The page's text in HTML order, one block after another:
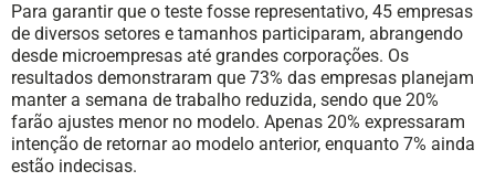
Para garantir que o teste fosse representativo, 45 empresas
de diversos setores e tamanhos participaram, abrangendo
desde microempresas até grandes corporações. Os
resultados demonstraram que 73% das empresas planejam
manter a semana de trabalho reduzida, sendo que 20%
farão ajustes menor no modelo. Apenas 20% expressaram
intenção de retornar ao modelo anterior, enquanto 7% ainda
estão indecisas.